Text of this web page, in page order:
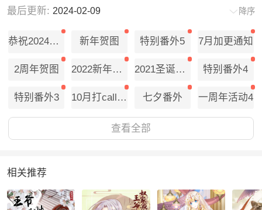
最后更新: 2024-02-09 降序
恭祝2024年新春快乐！ 新年贺图 特别番外5 7月加更通知
2周年贺图 2022新年贺图 2021圣诞贺图 特别番外4
特别番外3 10月打call活动 七夕番外 一周年活动4
一周年活动3 一周年活动2
查看全部
相关推荐